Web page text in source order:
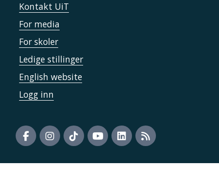
Kontakt UiT
For media
For skoler
Ledige stillinger
English website
Logg inn